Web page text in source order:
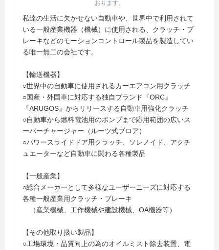
おります。
私達の生活に欠かせない自動車や、世界中で利用されて
いる一般産業機器（機械）に使用される、クラッチ・ブ
レーキなどのモーションコントロール製品を製造してい
る唯一無二の会社です。
【輸送機器】
○世界中の自動車に使用されるカーエアコン用クラッチ
○国産・外国車に対応する独自ブランド『ORC』
『ARUGOS』からリリースする自動車用強化クラッチ
○自動車から燃料電池用のポンプまで応用範囲の広いス
ーパーチャージャー（ルーツ式ブロア）
○パワースライドドア用クラッチ、ソレノイド、アクチ
ュエーターなど自動車に関わる各種製品
【一般産業】
○総合メーカーとして多様なユーザーニーズに対応する
各種一般産業用クラッチ・ブレーキ
（産業機械、工作機械や建設機械、OA機器等）
【その他取り扱い製品】
○工場環境・品質向上の為のオイルミスト除去装置、電